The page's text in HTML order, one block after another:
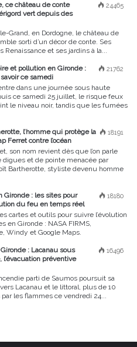
24465
ce château de conte
vert depuis des
Grand, en Dordogne, le château de
sorti d’un décor de conte. Ses
Renaissance et ses jardins à la...
21762
et pollution en Gironde :
ce samedi
dans une journée sous haute
ce samedi 25 juillet, le risque feux
le niveau noir, tandis que les fumées
18191
l’homme qui protège la
Ferret contre l’océan
son nom revient dès que l’on parle
digues et de pointe menacée par
Bartherotte, styliste devenu homme
18180
Gironde : les sites pour
du feu en temps réel
cartes et outils pour suivre l’évolution
en Gironde : NASA FIRMS,
Windy et Google Maps.
16496
: Lacanau sous
l’évacuation préventive
parti de Saumos poursuit sa
Lacanau et le littoral, plus de 10
les flammes ce vendredi 24...